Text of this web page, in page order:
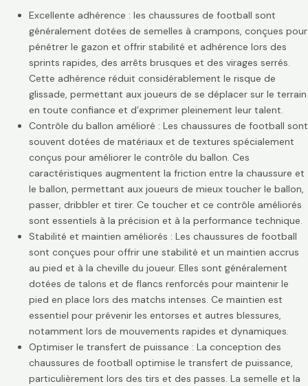
Excellente adhérence : les chaussures de football sont
généralement dotées de semelles à crampons, conçues pour
pénétrer le gazon et offrir stabilité et adhérence lors des
sprints rapides, des arrêts brusques et des virages serrés.
Cette adhérence réduit considérablement le risque de
glissade, permettant aux joueurs de se déplacer sur le terrain
en toute confiance et d’exprimer pleinement leur talent.
Contrôle du ballon amélioré : Les chaussures de football sont
souvent dotées de matériaux et de textures spécialement
conçus pour améliorer le contrôle du ballon. Ces
caractéristiques augmentent la friction entre la chaussure et
le ballon, permettant aux joueurs de mieux toucher le ballon,
passer, dribbler et tirer. Ce toucher et ce contrôle améliorés
sont essentiels à la précision et à la performance technique.
Stabilité et maintien améliorés : Les chaussures de football
sont conçues pour offrir une stabilité et un maintien accrus
au pied et à la cheville du joueur. Elles sont généralement
dotées de talons et de flancs renforcés pour maintenir le
pied en place lors des matchs intenses. Ce maintien est
essentiel pour prévenir les entorses et autres blessures,
notamment lors de mouvements rapides et dynamiques.
Optimiser le transfert de puissance : La conception des
chaussures de football optimise le transfert de puissance,
particulièrement lors des tirs et des passes. La semelle et la